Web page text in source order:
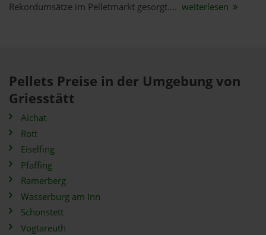
Rekordumsätze im Pelletmarkt gesorgt.... weiterlesen
Pellets Preise in der Umgebung von
Griesstätt
Aichat
Rott
Eiselfing
Pfaffing
Ramerberg
Wasserburg am Inn
Schonstett
Vogtareuth